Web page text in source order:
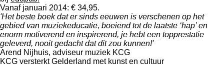
Vanaf januari 2014: € 34,95.
'Het beste boek dat er sinds eeuwen is verschenen op het
gebied van muziekeducatie, boeiend tot de laatste ‘hap’ en
enorm motiverend en inspirerend, je hebt een topprestatie
geleverd, nooit gedacht dat dit zou kunnen!'
Arend Nijhuis, adviseur muziek KCG
KCG versterkt Gelderland met kunst en cultuur